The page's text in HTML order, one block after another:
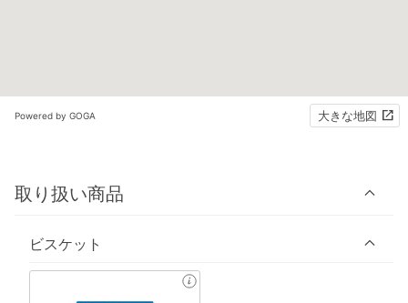
Powered by GOGA 大きな地図
取り扱い商品
ビスケット